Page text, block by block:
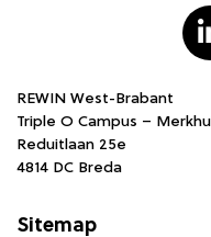
REWIN West-Brabant
Triple O Campus –
Reduitlaan 25e
4814 DC Breda
Sitemap